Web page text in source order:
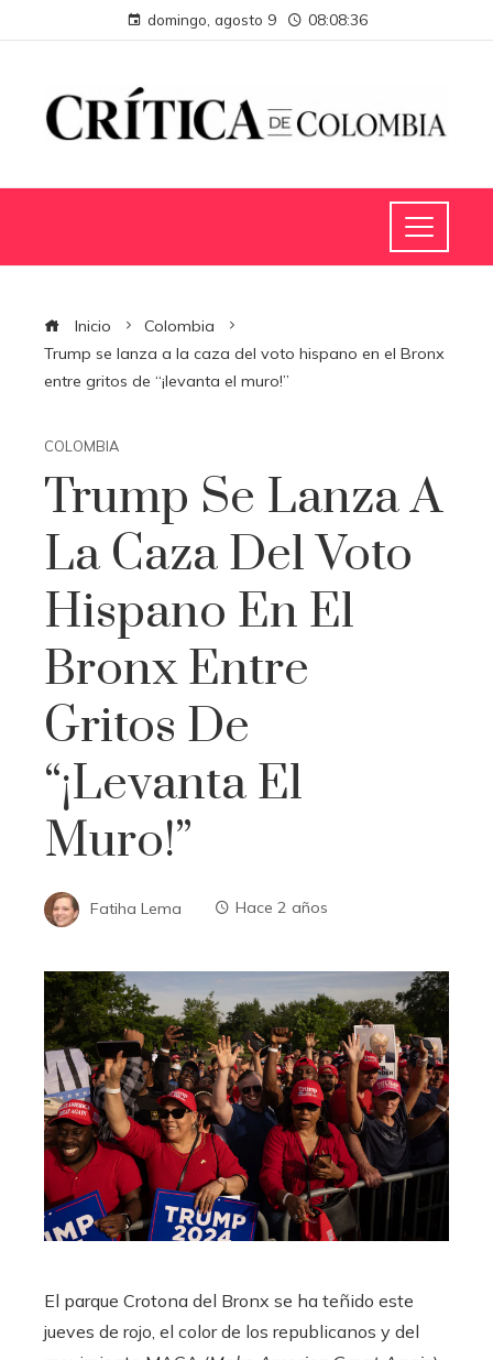
domingo, agosto 9 08:08:37
Inicio
Colombia
Trump se lanza a la caza del voto hispano en el Bronx
entre gritos de “¡levanta el muro!”
COLOMBIA
Trump Se Lanza A
La Caza Del Voto
Hispano En El
Bronx Entre
Gritos De
“¡levanta El
Muro!”
Fatiha Lema Hace 2 años
El parque Crotona del Bronx se ha teñido este
jueves de rojo, el color de los republicanos y del